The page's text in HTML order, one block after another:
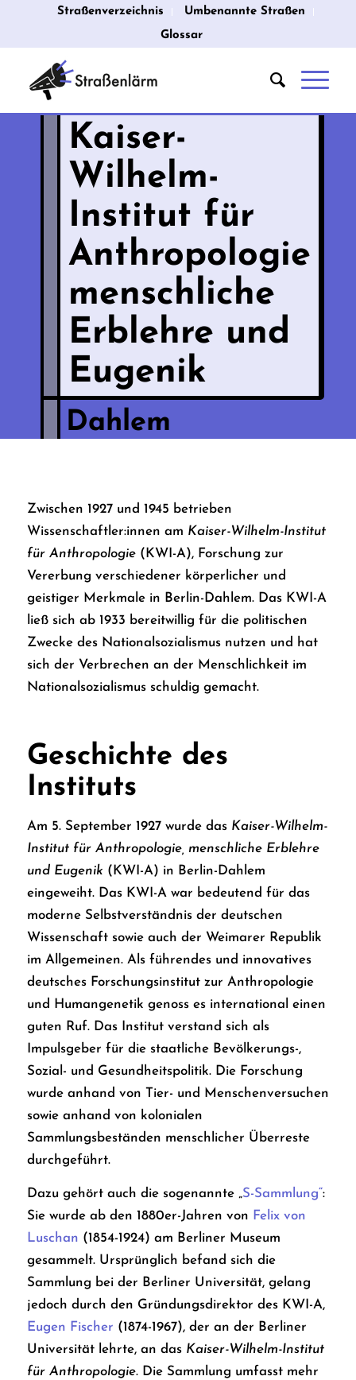
Straßenverzeichnis
Umbenannte Straßen
Glossar
Kaiser-
Wilhelm-
Institut für
Anthropologie
menschliche
Erblehre und
Eugenik
Dahlem
Zwischen 1927 und 1945 betrieben
Wissenschaftler:innen am Kaiser-Wilhelm-Institut
für Anthropologie(KWI-A), Forschung zur
Vererbung verschiedener körperlicher und
geistiger Merkmale in Berlin-Dahlem. Das KWI-A
ließ sich ab 1933 bereitwillig für die politischen
Zwecke des Nationalsozialismus nutzen und hat
sich der Verbrechen an der Menschlichkeit im
Nationalsozialismus schuldig gemacht.
Geschichte des
Instituts
Am 5. September 1927 wurde das Kaiser-Wilhelm-
Institut für Anthropologie, menschliche Erblehre
und Eugenik (KWI-A) in Berlin-Dahlem
eingeweiht. Das KWI-A war bedeutend für das
moderne Selbstverständnis der deutschen
Wissenschaft sowie auch der Weimarer Republik
im Allgemeinen. Als führendes und innovatives
deutsches Forschungsinstitut zur Anthropologie
und Humangenetik genoss es international einen
guten Ruf. Das Institut verstand sich als
Impulsgeber für die staatliche Bevölkerungs-,
Sozial- und Gesundheitspolitik. Die Forschung
wurde anhand von Tier- und Menschenversuchen
sowie anhand von kolonialen
Sammlungsbeständen menschlicher Überreste
durchgeführt.
Dazu gehört auch die sogenannte „S-Sammlung“:
Sie wurde ab den 1880er-Jahren von Felix von
Luschan (1854-1924) am Berliner Museum
gesammelt. Ursprünglich befand sich die
Sammlung bei der Berliner Universität, gelang
jedoch durch den Gründungsdirektor des KWI-A,
Eugen Fischer (1874-1967), der an der Berliner
Universität lehrte, an dasKaiser-Wilhelm-Institut
für Anthropologie. Die Sammlung umfasst mehr